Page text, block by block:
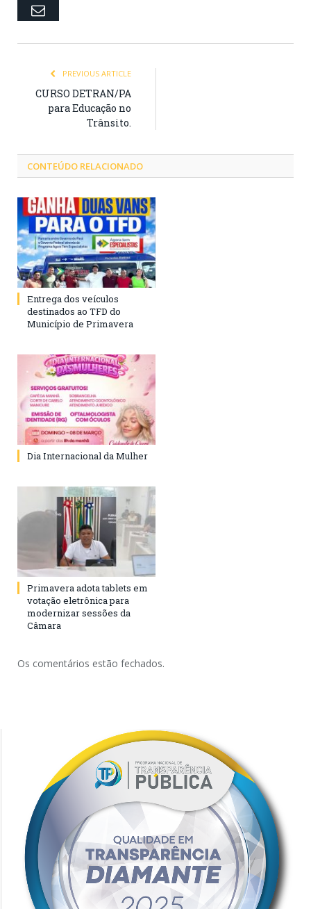
Email
PREVIOUS ARTICLE
CURSO DETRAN/PA
para Educação no
Trânsito.
CONTEÚDO RELACIONADO
Entrega dos veículos
destinados ao TFD do
Município de Primavera
Dia Internacional da Mulher
Primavera adota tablets em
votação eletrônica para
modernizar sessões da
Câmara
Os comentários estão fechados.